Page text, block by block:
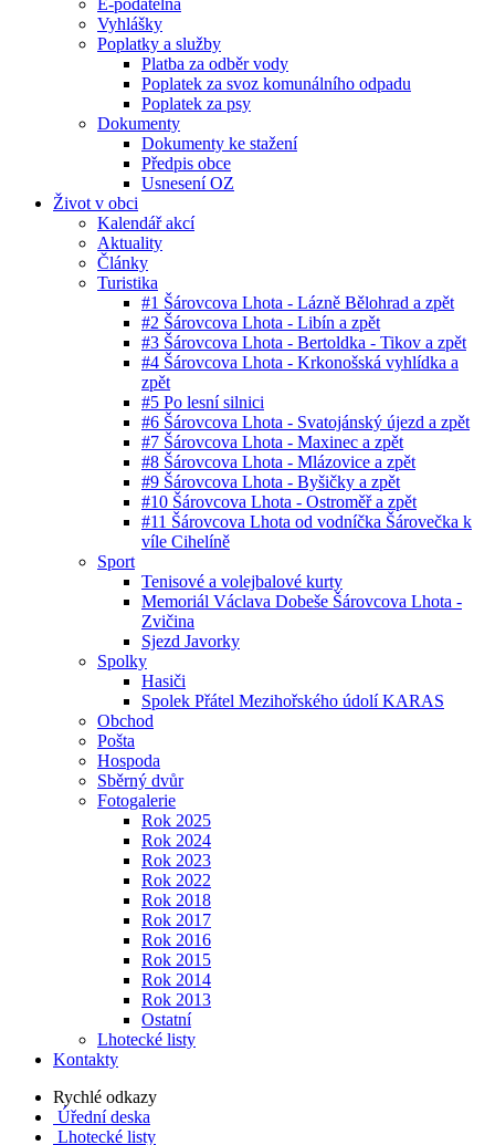
E-podatelna
Vyhlášky
Poplatky a služby
Platba za odběr vody
Poplatek za svoz komunálního odpadu
Poplatek za psy
Dokumenty
Dokumenty ke stažení
Předpis obce
Usnesení OZ
Život v obci
Kalendář akcí
Aktuality
Články
Turistika
#1 Šárovcova Lhota - Lázně Bělohrad a zpět
#2 Šárovcova Lhota - Libín a zpět
#3 Šárovcova Lhota - Bertoldka - Tikov a zpět
#4 Šárovcova Lhota - Krkonošská vyhlídka a
zpět
#5 Po lesní silnici
#6 Šárovcova Lhota - Svatojánský újezd a zpět
#7 Šárovcova Lhota - Maxinec a zpět
#8 Šárovcova Lhota - Mlázovice a zpět
#9 Šárovcova Lhota - Byšičky a zpět
#10 Šárovcova Lhota - Ostroměř a zpět
#11 Šárovcova Lhota od vodníčka Šárovečka k
víle Cihelíně
Sport
Tenisové a volejbalové kurty
Memoriál Václava Dobeše Šárovcova Lhota -
Zvičina
Sjezd Javorky
Spolky
Hasiči
Spolek Přátel Mezihořského údolí KARAS
Obchod
Pošta
Hospoda
Sběrný dvůr
Fotogalerie
Rok 2025
Rok 2024
Rok 2023
Rok 2022
Rok 2018
Rok 2017
Rok 2016
Rok 2015
Rok 2014
Rok 2013
Ostatní
Lhotecké listy
Kontakty
Rychlé odkazy
Úřední deska
Lhotecké listy